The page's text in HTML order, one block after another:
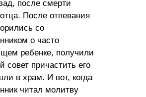
после смерти
После отпевания
со
о часто
ребенке, получили
совет причастить его
в храм. И вот, когда
читал молитву